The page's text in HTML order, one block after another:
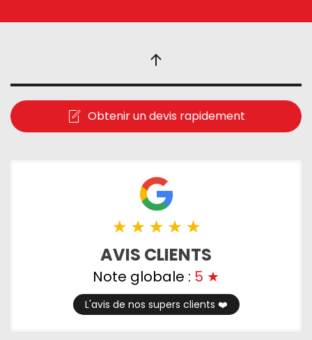
Obtenir un devis rapidement
AVIS CLIENTS
Note globale : 5 ★
L'avis de nos supers clients ❤️️